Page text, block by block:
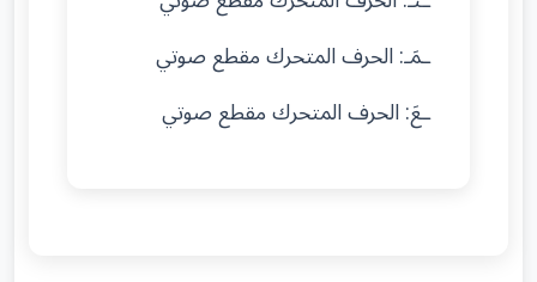
ـمَـ: الحرف المتحرك مقطع صوتي
ـعَ: الحرف المتحرك مقطع صوتي